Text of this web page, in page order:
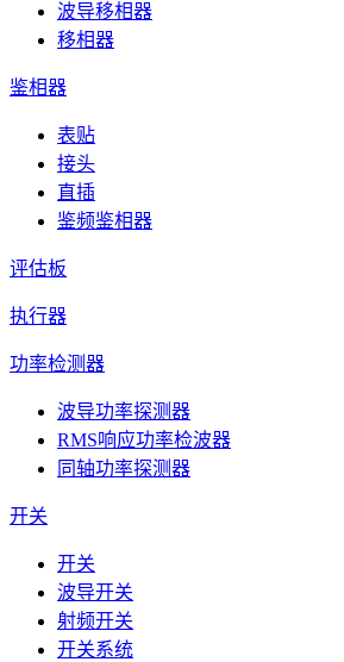
波导移相器
移相器
鉴相器
表贴
接头
直插
鉴频鉴相器
评估板
执行器
功率检测器
波导功率探测器
RMS响应功率检波器
同轴功率探测器
开关
开关
波导开关
射频开关
开关系统